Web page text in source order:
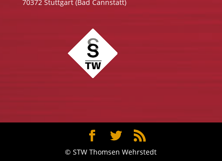
70372 Stuttgart (Bad Cannstatt)
© STW Thomsen Wehrstedt